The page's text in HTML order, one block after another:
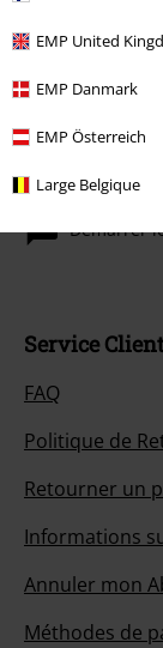
EMP United
EMP Danmark
EMP Österreich
Large Belgique
Notre
d'informations
Démarrer
Service Client
FAQ
Politique de
Retourner un
Informations
Annuler mon
Méthodes de